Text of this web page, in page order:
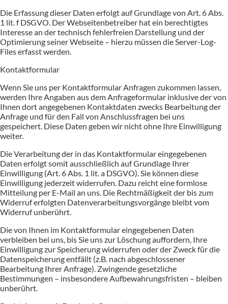
Die Erfassung dieser Daten erfolgt auf Grundlage von Art. 6 Abs.
1 lit. f DSGVO. Der Webseitenbetreiber hat ein berechtigtes
Interesse an der technisch fehlerfreien Darstellung und der
Optimierung seiner Webseite – hierzu müssen die Server-Log-
Files erfasst werden.
Kontaktformular
Wenn Sie uns per Kontaktformular Anfragen zukommen lassen,
werden Ihre Angaben aus dem Anfrageformular inklusive der von
Ihnen dort angegebenen Kontaktdaten zwecks Bearbeitung der
Anfrage und für den Fall von Anschlussfragen bei uns
gespeichert. Diese Daten geben wir nicht ohne Ihre Einwilligung
weiter.
Die Verarbeitung der in das Kontaktformular eingegebenen
Daten erfolgt somit ausschließlich auf Grundlage Ihrer
Einwilligung (Art. 6 Abs. 1 lit. a DSGVO). Sie können diese
Einwilligung jederzeit widerrufen. Dazu reicht eine formlose
Mitteilung per E-Mail an uns. Die Rechtmäßigkeit der bis zum
Widerruf erfolgten Datenverarbeitungsvorgänge bleibt vom
Widerruf unberührt.
Die von Ihnen im Kontaktformular eingegebenen Daten
verbleiben bei uns, bis Sie uns zur Löschung auffordern, Ihre
Einwilligung zur Speicherung widerrufen oder der Zweck für die
Datenspeicherung entfällt (z.B. nach abgeschlossener
Bearbeitung Ihrer Anfrage). Zwingende gesetzliche
Bestimmungen – insbesondere Aufbewahrungsfristen – bleiben
unberührt.